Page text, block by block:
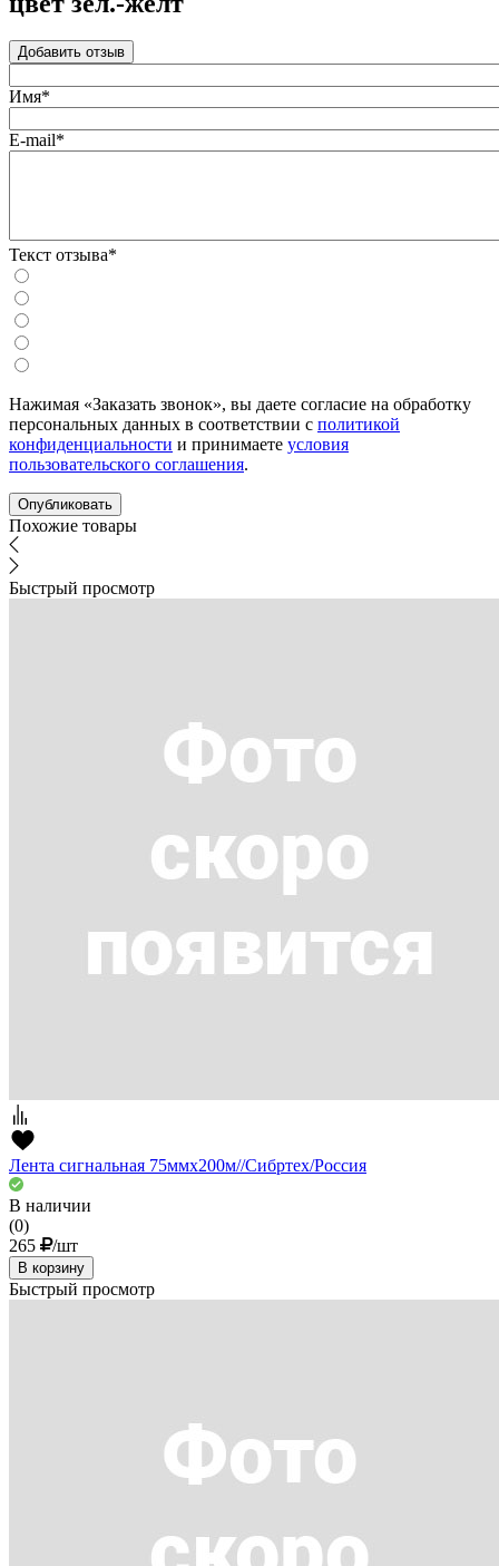
Добавить отзыв
Имя*
E-mail*
Текст отзыва*
Нажимая «Заказать звонок», вы даете согласие на обработку
персональных данных в соответствии с политикой
конфиденциальности и принимаете условия
пользовательского соглашения.
Похожие товары
Быстрый просмотр
Лента сигнальная 75ммх200м//Сибртех/Россия
В наличии
(0)
265
/шт
В корзину
Быстрый просмотр